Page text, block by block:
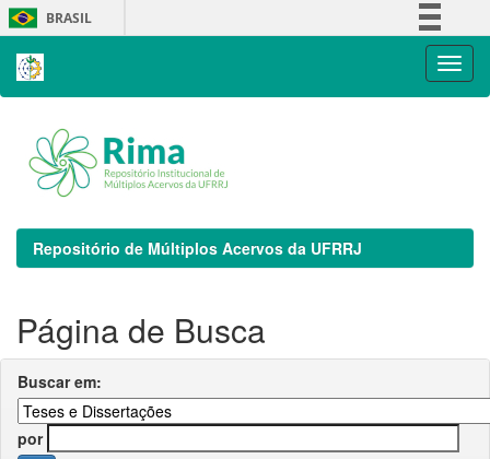
Skip
navigation
BRASIL
Repositório de Múltiplos Acervos da UFRRJ
Página de Busca
Buscar em:
por